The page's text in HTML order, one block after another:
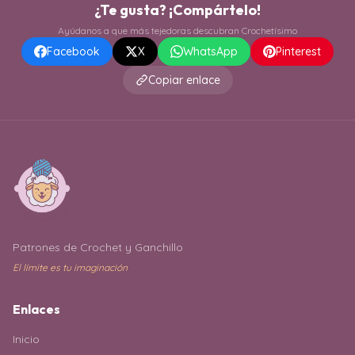
¿Te gusta? ¡Compártelo!
Ayúdanos a que más tejedoras descubran Crochetísimo
Facebook X WhatsApp
Pinterest
Copiar enlace
Patrones de Crochet y Ganchillo
El límite es tu imaginación
Enlaces
Inicio